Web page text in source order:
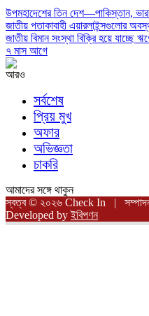
উপমহাদেশের তিন দেশ—পাকিস্তান,
জাতীয় পতাকাবাহী এয়ারলাইন্সগুলোর
জাতীয় বিমান সংস্থা বিক্রি হয়ে যাচ্ছে
৭ মাস আগে
আরও
সর্বশেষ
প্রিয় মুখ
অফার
অভিজ্ঞতা
চাকরি
আমাদের সঙ্গে থাকুন
স্বত্ব © ২০২৬ Check In |
Developed byইবিপণন